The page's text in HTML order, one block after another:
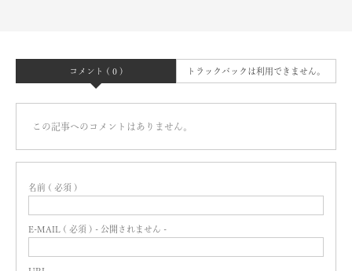
コメント ( 0 ) トラックバックは利用できません。
この記事へのコメントはありません。
名前 ( 必須 )
E-MAIL ( 必須 ) - 公開されません -